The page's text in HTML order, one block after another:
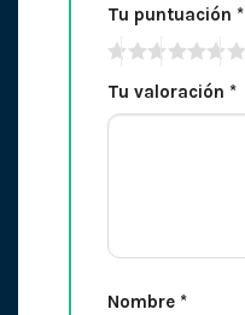
Tu puntuación *
Tu valoración *
Nombre *